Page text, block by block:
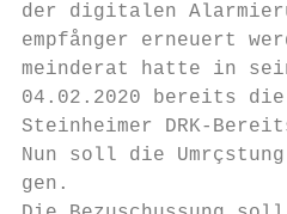
der digitalen
empfånger erneuert
meinderat hatte in
04.02.2020 bereits
Steinheimer DRK-
Nun soll die
gen.